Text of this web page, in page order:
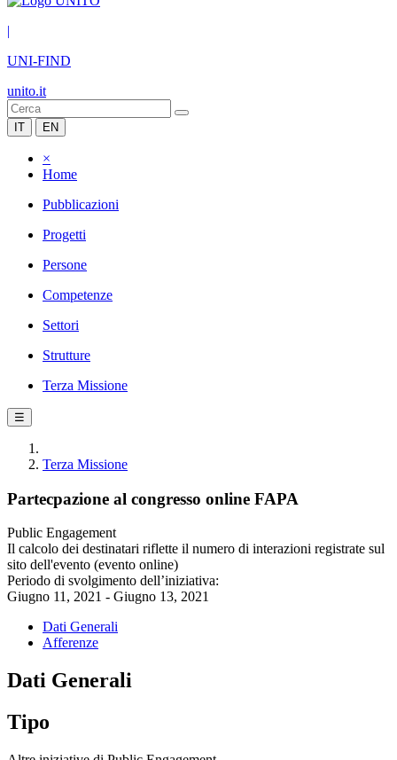
|
UNI-FIND
unito.it
IT EN
×
Home
Pubblicazioni
Progetti
Persone
Competenze
Settori
Strutture
Terza Missione
☰
Terza Missione
Partecpazione al congresso online FAPA
Public Engagement
Il calcolo dei destinatari riflette il numero di interazioni registrate sul
sito dell'evento (evento online)
Periodo di svolgimento dell’iniziativa:
Giugno 11, 2021 - Giugno 13, 2021
Dati Generali
Afferenze
Dati Generali
Tipo